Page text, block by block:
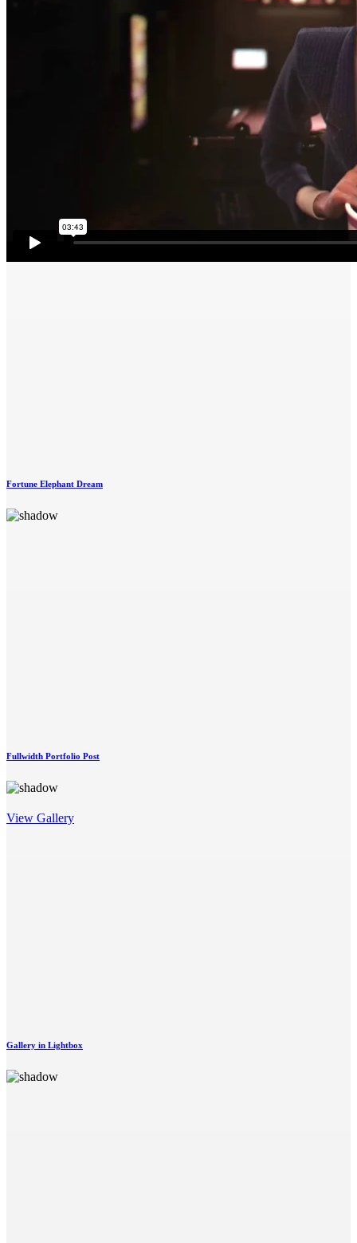
Fortune Elephant Dream
Fullwidth Portfolio Post
View Gallery
Gallery in Lightbox